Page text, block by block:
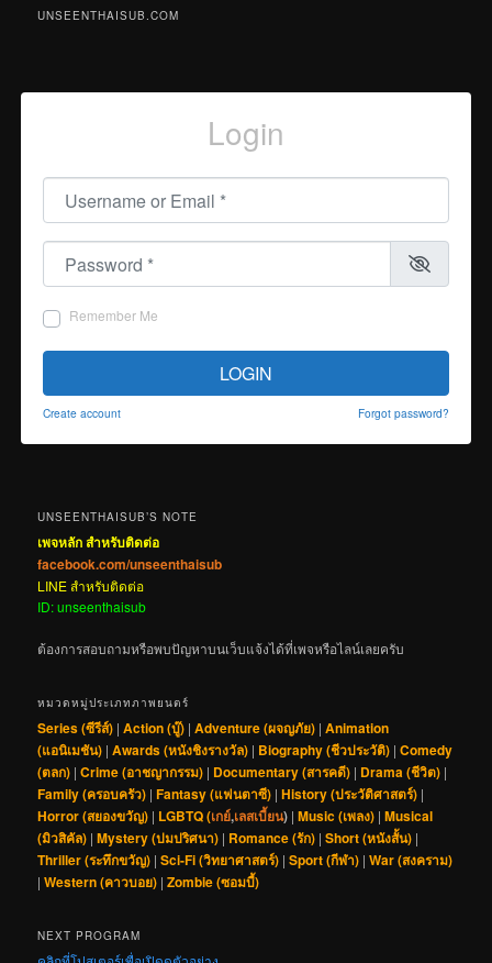
UNSEENTHAISUB.COM
Login
Username or Email
Password
Remember Me
LOGIN
Create account Forgot password?
UNSEENTHAISUB’S NOTE
เพจหลัก สำหรับติดต่อ
facebook.com/unseenthaisub
LINE สำหรับติดต่อ
ID: unseenthaisub
ต้องการสอบถามหรือพบปัญหาบนเว็บแจ้งได้ที่เพจหรือไลน์เลยครับ
หมวดหมู่ประเภทภาพยนตร์
Series (ซีรีส์) |Action (บู๊) |Adventure (ผจญภัย) |Animation
(แอนิเมชัน) |Awards (หนังชิงรางวัล) | Biography (ชีวประวัติ) |Comedy
(ตลก) |Crime (อาชญากรรม) | Documentary (สารคดี) | Drama (ชีวิต) |
Family (ครอบครัว) |Fantasy (แฟนตาซี) |History (ประวัติศาสตร์) |
Horror (สยองขวัญ) | LGBTQ (เกย์,เลสเบี้ยน) |Music (เพลง) |Musical
(มิวสิคัล) |Mystery (ปมปริศนา) | Romance (รัก) |Short (หนังสั้น) |
Thriller (ระทึกขวัญ) |Sci-Fi (วิทยาศาสตร์) |Sport (กีฬา) |War (สงคราม)
|Western (คาวบอย) |Zombie (ซอมบี้)
NEXT PROGRAM